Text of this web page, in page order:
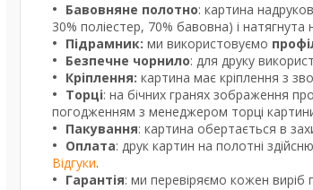
Бавовняне полотно: картина
30% поліестер, 70% бавовна) і
Підрамник: ми використовуємо
Безпечне чорнило: для друку
Кріплення: картина має кріплення з
Торці: на бічних гранях зображення
погодженням з менеджером торці
Пакування: картина обертається в
Оплата: друк картин на полотні
Відгуки.
Гарантія: ми перевіряємо кожен